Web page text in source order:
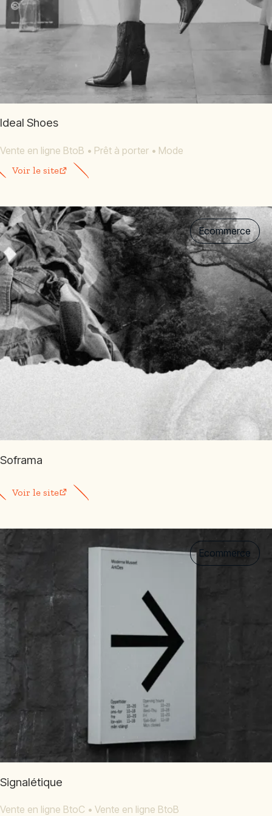
Ideal Shoes
Vente en ligne BtoB • Prêt à porter • Mode
Voir le site
Ecommerce
Soframa
Voir le site
Ecommerce
Signalétique
Vente en ligne BtoC • Vente en ligne BtoB